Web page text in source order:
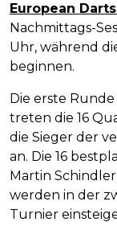
European
Nachmittags-
Uhr, während
beginnen.
Die erste
treten die 16
die Sieger der
an. Die 16
Martin
werden in der
Turnier